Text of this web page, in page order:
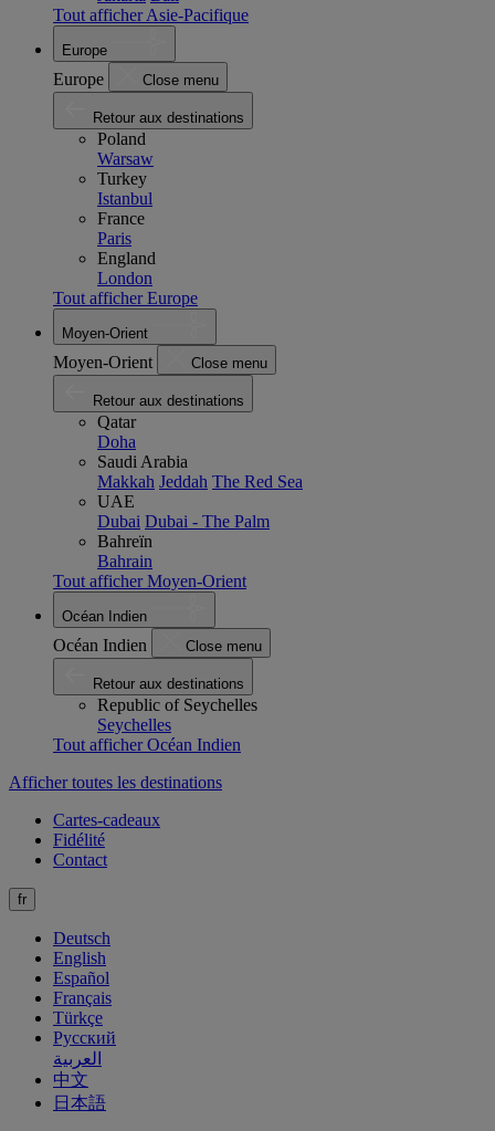
Tout afficher Asie-Pacifique
Europe
Europe Close menu
Retour aux destinations
Poland
Warsaw
Turkey
Istanbul
France
Paris
England
London
Tout afficher Europe
Moyen-Orient
Moyen-Orient Close menu
Retour aux destinations
Qatar
Doha
Saudi Arabia
Makkah Jeddah The Red Sea
UAE
Dubai Dubai - The Palm
Bahreïn
Bahrain
Tout afficher Moyen-Orient
Océan Indien
Océan Indien Close menu
Retour aux destinations
Republic of Seychelles
Seychelles
Tout afficher Océan Indien
Afficher toutes les destinations
Cartes-cadeaux
Fidélité
Contact
fr
Deutsch
English
Español
Français
Türkçe
Русский
العربية
中文
日本語